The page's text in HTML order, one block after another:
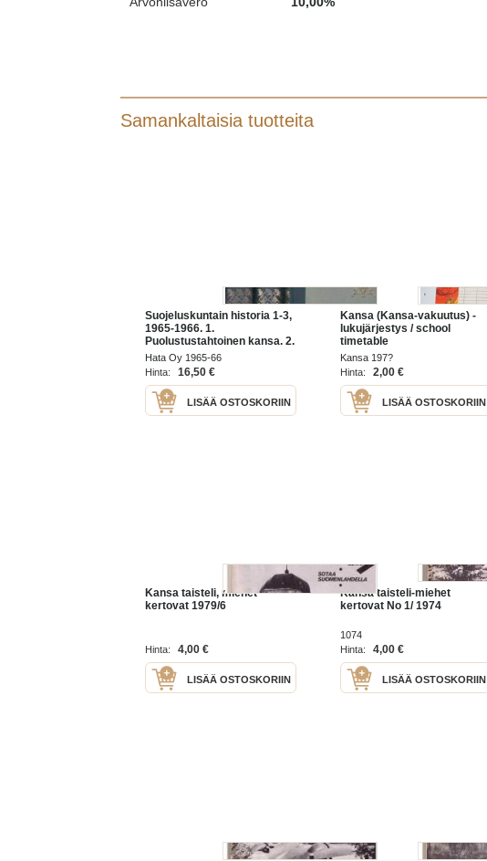
Samankaltaisia tuotteita
Suojeluskuntain historia 1-3,
1965-1966. 1.
Puolustustahtoinen kansa. 2.
Puolustuskelpoinen kansa. 3.
Kamppaileva kansa.
Hata Oy 1965-66
Hinta:
16,50 €
LISÄÄ OSTOSKORIIN
Kansa (Kansa-vakuutus) -
lukujärjestys / school
timetable
Kansa 197?
Hinta:
2,00 €
LISÄÄ OSTOSKORIIN
Kansa taisteli, miehet
kertovat 1979/6
Hinta: 4,00 €
LISÄÄ OSTOSKORIIN
Kansa taisteli-miehet
kertovat No 1/ 1974
1074
Hinta:
4,00 €
LISÄÄ OSTOSKORIIN